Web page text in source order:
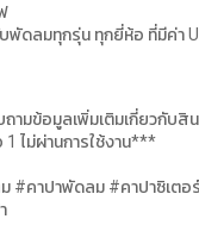
พัดลมทุกรุ่น ทุกยี่ห้อ ที่มีค่า
มข้อมูลเพิ่มเติมเกี่ยวกับสิ
ไม่ผ่านการใช้งาน***
#คาปาพัดลม #คาปาซิเตอ